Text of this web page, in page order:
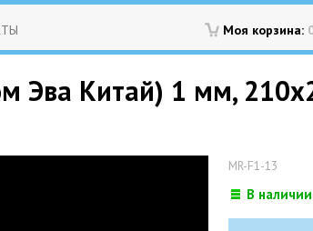
Моя корзина:
Эва Китай) 1 мм,
MR-F1-13
В наличии